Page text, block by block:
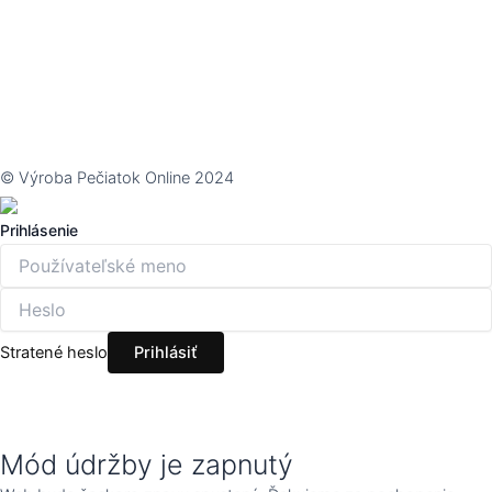
Mód údržby je zapnutý
© Výroba Pečiatok Online 2024
Prihlásenie
Stratené heslo